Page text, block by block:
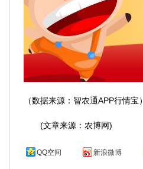
（数据来源：智农通APP行情宝）
(文章来源：农博网)
QQ空间 新浪微博